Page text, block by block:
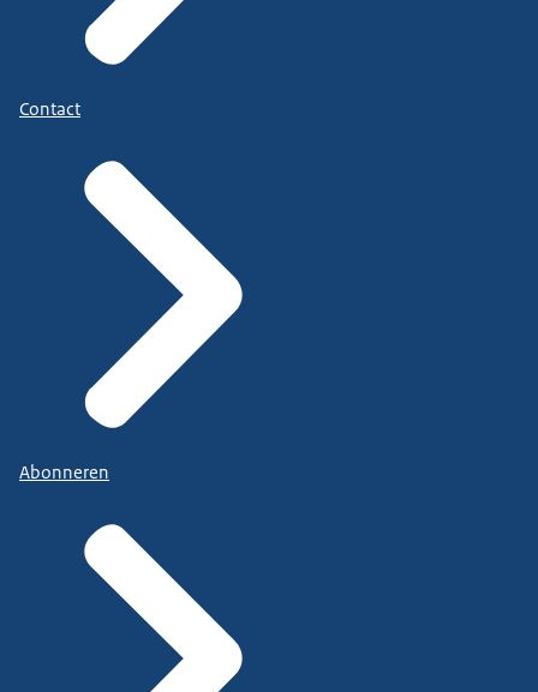
Contact
Abonneren